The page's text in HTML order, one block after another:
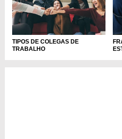
TIPOS DE COLEGAS DE
TRABALHO